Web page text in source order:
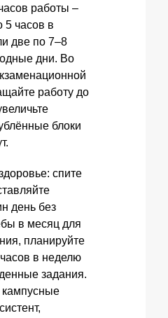
работы –
5 часов в
две по 7–8
дни. Во
работу до
блоки
спите
день без
в месяц для
планируйте
в неделю
задания.
кампусные